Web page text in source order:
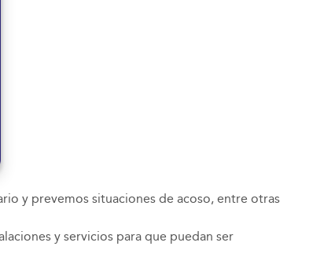
y prevemos situaciones de acoso, entre otras
y servicios para que puedan ser